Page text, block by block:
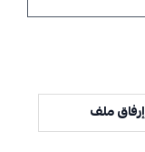
إرفاق ملف